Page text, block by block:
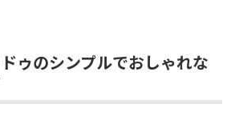
ゥのシンプルでおしゃれな